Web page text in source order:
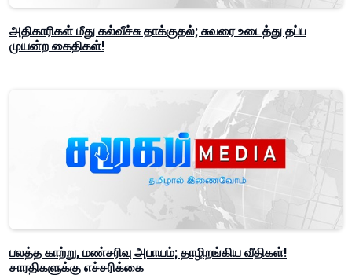
அதிகாரிகள் மீது கல்வீச்சு தாக்குதல்; சுவரை உடைத்து தப்ப
முயன்ற கைதிகள்!
பலத்த காற்று, மண்சரிவு அபாயம்; தாழிறங்கிய வீதிகள்!
சாரதிகளுக்கு எச்சரிக்கை